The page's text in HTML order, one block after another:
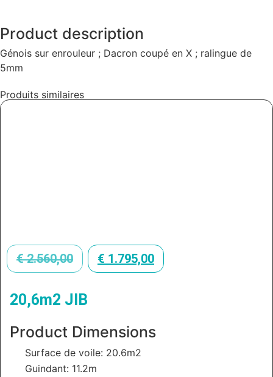
Product description
Génois sur enrouleur ; Dacron coupé en X ; ralingue de
5mm
Produits similaires
€2.560,00 € 1.795,00
20,6m2 JIB
Product Dimensions
Surface de voile: 20.6m2
Guindant: 11.2m